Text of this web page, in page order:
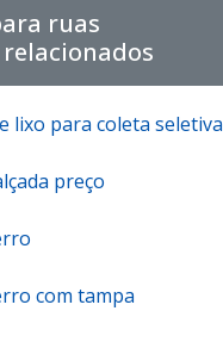
ruas
lixo para coleta seletiva
preço
com tampa